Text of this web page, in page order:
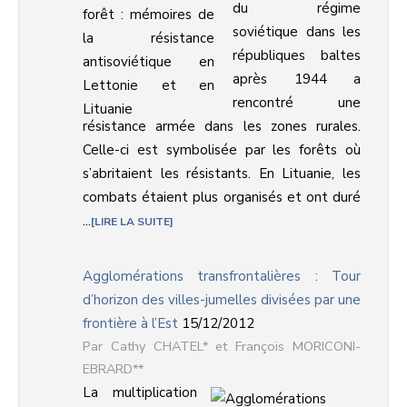
du régime
soviétique dans les
républiques baltes
après 1944 a
rencontré une
résistance armée dans les zones rurales.
Celle-ci est symbolisée par les forêts où
s’abritaient les résistants. En Lituanie, les
combats étaient plus organisés et ont duré
... LIRE LA SUITE
Agglomérations transfrontalières : Tour
d’horizon des villes-jumelles divisées par une
frontière à l’Est 15/12/2012
Cathy CHATEL* et François MORICONI-
EBRARD**
La multiplication